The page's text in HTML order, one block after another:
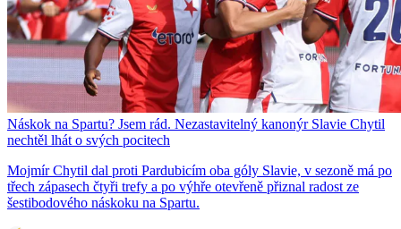
Náskok na Spartu? Jsem rád. Nezastavitelný kanonýr Slavie Chytil
nechtěl lhát o svých pocitech
Mojmír Chytil dal proti Pardubicím oba góly Slavie, v sezoně má po
třech zápasech čtyři trefy a po výhře otevřeně přiznal radost ze
šestibodového náskoku na Spartu.